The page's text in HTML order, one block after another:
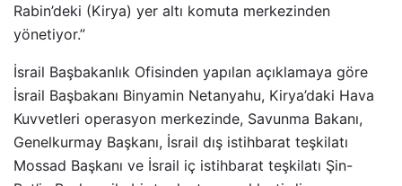
Rabin’deki (Kirya) yer altı komuta merkezinden
yönetiyor.”
İsrail Başbakanlık Ofisinden yapılan açıklamaya göre
İsrail Başbakanı Binyamin Netanyahu, Kirya’daki Hava
Kuvvetleri operasyon merkezinde, Savunma Bakanı,
Genelkurmay Başkanı, İsrail dış istihbarat teşkilatı
Mossad Başkanı ve İsrail iç istihbarat teşkilatı Şin-